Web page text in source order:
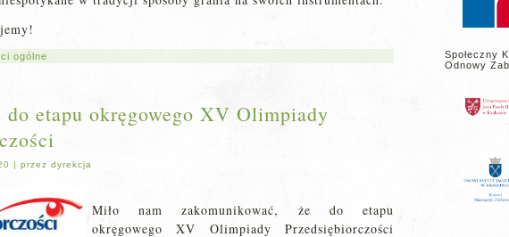
ogólne
etapu okręgowego XV Olimpiady
| przez dyrekcja
Miło nam zakomunikować, że do etapu
okręgowego XV Olimpiady Przedsiębiorczości
Społeczny
Odnowy